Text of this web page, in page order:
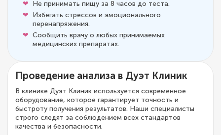
Не принимать пищу за 8 часов до теста.
Избегать стрессов и эмоционального
перенапряжения.
Сообщить врачу о любых принимаемых
медицинских препаратах.
Проведение анализа в Дуэт Клиник
В клинике Дуэт Клиник используется современное
оборудование, которое гарантирует точность и
быстроту получения результатов. Наши специалисты
строго следят за соблюдением всех стандартов
качества и безопасности.